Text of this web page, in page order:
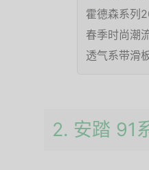
2. 安踏 91